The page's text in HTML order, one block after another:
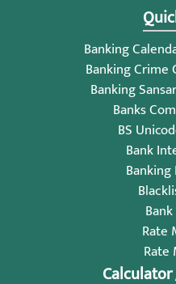
Banking
Banking Crime
Banking
Banks
BS
Bank
Rate
Rate